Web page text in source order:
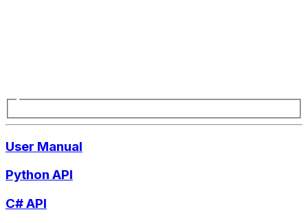
User Manual
Python API
C# API